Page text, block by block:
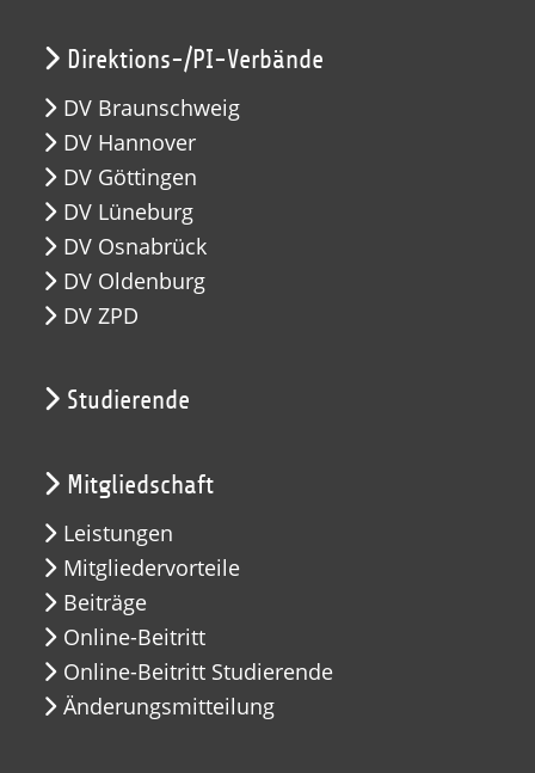
Direktions-/PI-Verbände
DV Braunschweig
DV Hannover
DV Göttingen
DV Lüneburg
DV Osnabrück
DV Oldenburg
DV ZPD
Studierende
Mitgliedschaft
Leistungen
Mitgliedervorteile
Beiträge
Online-Beitritt
Online-Beitritt Studierende
Änderungsmitteilung